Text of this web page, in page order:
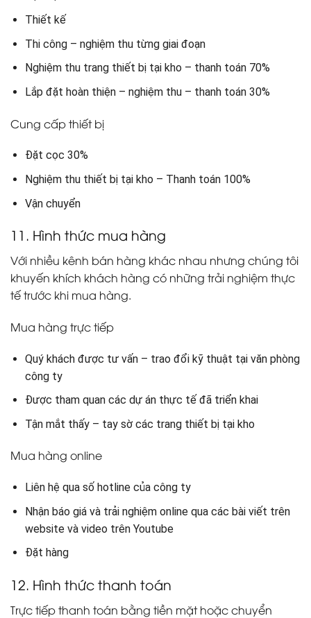
Thiết kế
Thi công – nghiệm thu từng giai đoạn
Nghiệm thu trang thiết bị tại kho – thanh toán 70%
Lắp đặt hoàn thiện – nghiệm thu – thanh toán 30%
Cung cấp thiết bị
Đặt cọc 30%
Nghiệm thu thiết bị tại kho – Thanh toán 100%
Vận chuyển
11. Hình thức mua hàng
Với nhiều kênh bán hàng khác nhau nhưng chúng tôi
khuyến khích khách hàng có những trải nghiệm thực
tế trước khi mua hàng.
Mua hàng trực tiếp
Quý khách được tư vấn – trao đổi kỹ thuật tại văn phòng
công ty
Được tham quan các dự án thực tế đã triển khai
Tận mắt thấy – tay sờ các trang thiết bị tại kho
Mua hàng online
Liên hệ qua số hotline của công ty
Nhận báo giá và trải nghiệm online qua các bài viết trên
website và video trên Youtube
Đặt hàng
12. Hình thức thanh toán
Trực tiếp thanh toán bằng tiền mặt hoặc chuyển